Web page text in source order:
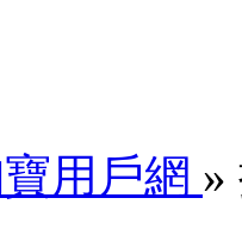
用戶網 »